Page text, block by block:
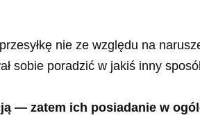
nie ze względu na
sobie poradzić w jakiś inny
— zatem ich posiadanie w